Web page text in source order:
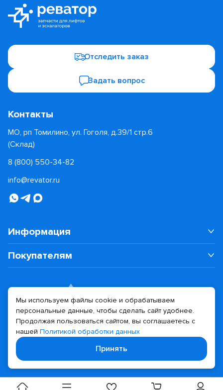
Отследить заказ
Задать вопрос
Контакты
МО, рп Томилино, ул. Гоголя, д.39/1 стр.6
(Склад)
8 (800) 550-34-82
info@revator.ru
Информация
Покупателям
Политика конфиденциальности
Дизайн сайта Разработка сайта
Мы используем файлы cookie и обрабатываем
персональные данные, чтобы сделать сайт удобнее.
Продолжая пользоваться сайтом, вы соглашаетесь с
нашей Политикой обработки данных
Принять